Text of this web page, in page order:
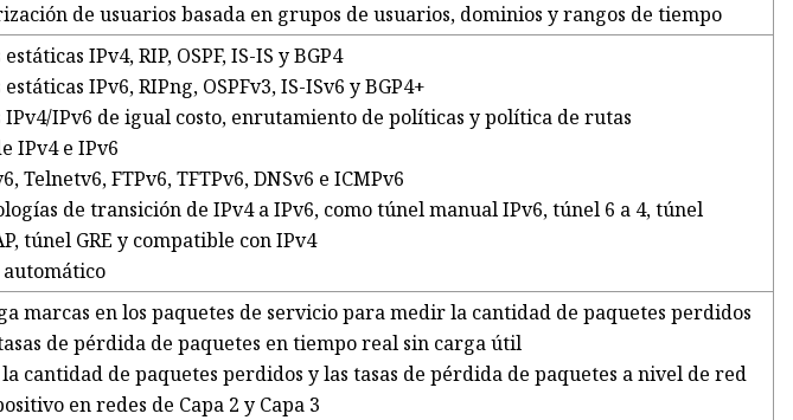
de usuarios basada en grupos de usuarios, dominios y rangos de tiempo
IPv4, RIP, OSPF, IS-IS y BGP4
estáticas IPv6, RIPng, OSPFv3, IS-ISv6 y BGP4+
IPv4/IPv6 de igual costo, enrutamiento de políticas y política de rutas
IPv4 e IPv6
Telnetv6, FTPv6, TFTPv6, DNSv6 e ICMPv6
de transición de IPv4 a IPv6, como túnel manual IPv6, túnel 6 a 4, túnel
túnel GRE y compatible con IPv4
marcas en los paquetes de servicio para medir la cantidad de paquetes perdidos
de pérdida de paquetes en tiempo real sin carga útil
cantidad de paquetes perdidos y las tasas de pérdida de paquetes a nivel de red
en redes de Capa 2 y Capa 3